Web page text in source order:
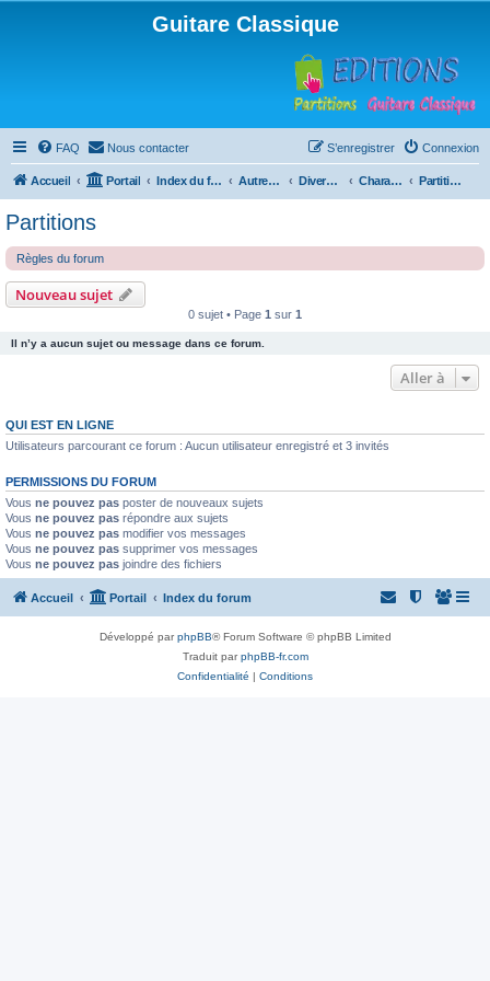
Guitare Classique
FAQ Nous contacter Connexion
S’enregistrer
Accueil Portail Index du forum Autres instruments à cordes pincées, ou styles Divers instruments Charango Partitions
Partitions
Règles du forum
Nouveau sujet
0 sujet • Page 1 sur 1
Il n’y a aucun sujet ou message dans ce forum.
Aller à
QUI EST EN LIGNE
Utilisateurs parcourant ce forum : Aucun utilisateur enregistré et 3 invités
PERMISSIONS DU FORUM
Vous ne pouvez pas poster de nouveaux sujets
Vous ne pouvez pas répondre aux sujets
Vous ne pouvez pas modifier vos messages
Vous ne pouvez pas supprimer vos messages
Vous ne pouvez pas joindre des fichiers
Accueil Portail Index du forum
Développé parphpBB® Forum Software © phpBB Limited
Traduit parphpBB-fr.com
Confidentialité | Conditions